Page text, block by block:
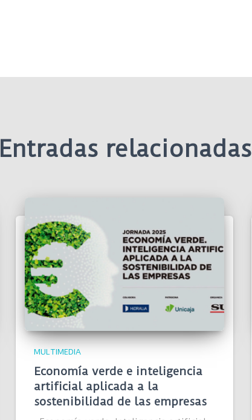
Entradas relacionadas
MULTIMEDIA
Economía verde e inteligencia
artificial aplicada a la
sostenibilidad de las empresas